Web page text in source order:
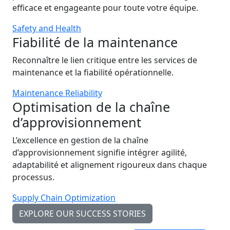
efficace et engageante pour toute votre équipe.
Safety and Health
Fiabilité de la maintenance
Reconnaître le lien critique entre les services de
maintenance et la fiabilité opérationnelle.
Maintenance Reliability
Optimisation de la chaîne
d’approvisionnement
L’excellence en gestion de la chaîne
d’approvisionnement signifie intégrer agilité,
adaptabilité et alignement rigoureux dans chaque
processus.
Supply Chain Optimization
EXPLORE OUR SUCCESS STORIES